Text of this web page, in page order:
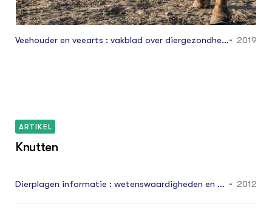
Veehouder en veearts : vakblad over diergezondhei
2019
ARTIKEL
Knutten
Dierplagen informatie : wetenswaardigheden en ac
2012